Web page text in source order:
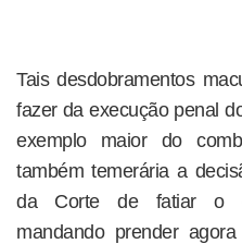
Tais desdobramentos
fazer da execução penal
exemplo maior do
também temerária a
da Corte de fatiar o
mandando prender